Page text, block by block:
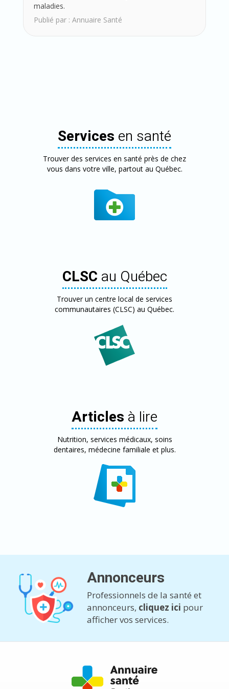
maladies.
Publié par : Annuaire Santé
Services en santé
Trouver des services en santé près de chez
vous dans votre ville, partout au Québec.
CLSC au Québec
Trouver un centre local de services
communautaires (CLSC) au Québec.
Articles à lire
Nutrition, services médicaux, soins
dentaires, médecine familiale et plus.
Annonceurs
Professionnels de la santé et
annonceurs, cliquez ici pour
afficher vos services.